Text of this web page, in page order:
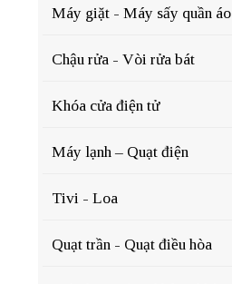
Máy giặt - Máy sấy quần áo
Chậu rửa - Vòi rửa bát
Khóa cửa điện tử
Máy lạnh – Quạt điện
Tivi - Loa
Quạt trần - Quạt điều hòa